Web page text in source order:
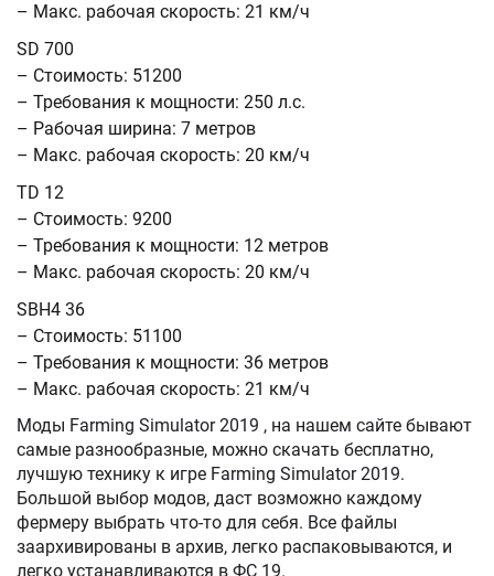
– Макс. рабочая скорость: 21 км/ч
SD 700
– Стоимость: 51200
– Требования к мощности: 250 л.с.
– Рабочая ширина: 7 метров
– Макс. рабочая скорость: 20 км/ч
TD 12
– Стоимость: 9200
– Требования к мощности: 12 метров
– Макс. рабочая скорость: 20 км/ч
SBH4 36
– Стоимость: 51100
– Требования к мощности: 36 метров
– Макс. рабочая скорость: 21 км/ч
Моды Farming Simulator 2019 , на нашем сайте бывают
самые разнообразные, можно скачать бесплатно,
лучшую технику к игре Farming Simulator 2019.
Большой выбор модов, даст возможно каждому
фермеру выбрать что-то для себя. Все файлы
заархивированы в архив, легко распаковываются, и
легко устанавливаются в ФС 19.